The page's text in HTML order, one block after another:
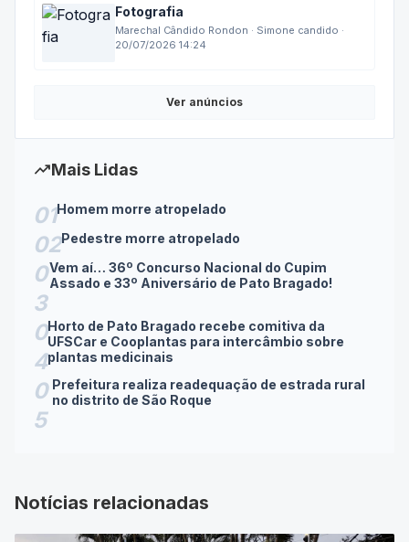
Fotografia
Marechal Cândido Rondon · Simone candido ·
20/07/2026 14:24
Ver anúncios
trending_upMais Lidas
01Homem morre atropelado
02Pedestre morre atropelado
0
3
Vem aí… 36º Concurso Nacional do Cupim
Assado e 33º Aniversário de Pato Bragado!
0
4
Horto de Pato Bragado recebe comitiva da
UFSCar e Cooplantas para intercâmbio sobre
plantas medicinais
0
5
Prefeitura realiza readequação de estrada rural
no distrito de São Roque
Notícias relacionadas